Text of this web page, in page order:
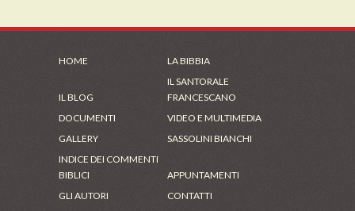
HOME LA BIBBIA
IL BLOG
IL SANTORALE
FRANCESCANO
DOCUMENTI
VIDEO E MULTIMEDIA
GALLERY
SASSOLINI BIANCHI
INDICE DEI COMMENTI
BIBLICI
APPUNTAMENTI
GLI AUTORI
CONTATTI